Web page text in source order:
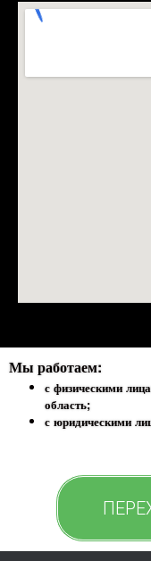
Мы работаем:
с физическими
область;
с юридическими